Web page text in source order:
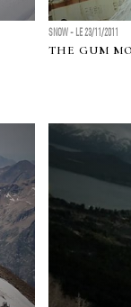
SNOW - LE 23/11/2011
THE GUM